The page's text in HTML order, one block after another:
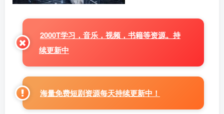
2000T学习，音乐，视频，书籍等资源。持
续更新中
海量免费短剧资源每天持续更新中！